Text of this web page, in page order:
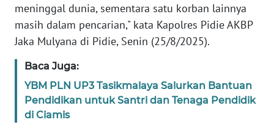
meninggal dunia, sementara satu korban lainnya
masih dalam pencarian," kata Kapolres Pidie AKBP
Jaka Mulyana di Pidie, Senin (25/8/2025).
Baca Juga:
YBM PLN UP3 Tasikmalaya Salurkan Bantuan
Pendidikan untuk Santri dan Tenaga Pendidik
di Ciamis
REDAKSI
DISCLAIMER
Wahana